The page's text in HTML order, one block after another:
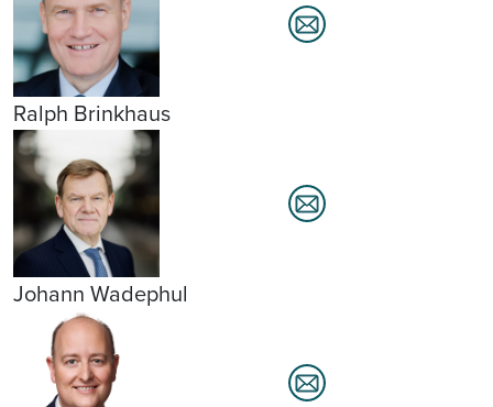
Ralph Brinkhaus
Johann Wadephul